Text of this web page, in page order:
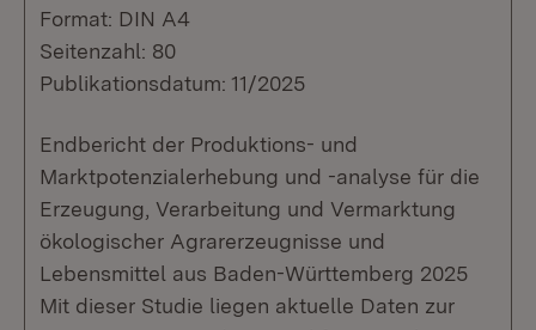
Format: DIN A4
Seitenzahl: 80
Publikationsdatum: 11/2025
Endbericht der Produktions- und
Marktpotenzialerhebung und -analyse für die
Erzeugung, Verarbeitung und Vermarktung
ökologischer Agrarerzeugnisse und
Lebensmittel aus Baden-Württemberg 2025
Mit dieser Studie liegen aktuelle Daten zur